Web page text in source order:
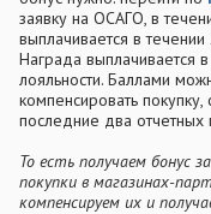
заявку на ОСАГО, в
выплачивается в
Награда выплачивается
лояльности. Баллами
компенсировать
последние два
То есть получаем бонус
покупки в магазинах-
компенсируем их и